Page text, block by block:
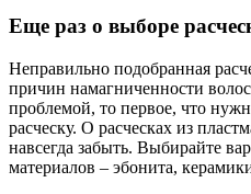
Еще раз о выборе
Неправильно подобранная
причин намагниченности
проблемой, то первое, что
расческу. О расческах из
навсегда забыть. Выбирайте
материалов – эбонита,